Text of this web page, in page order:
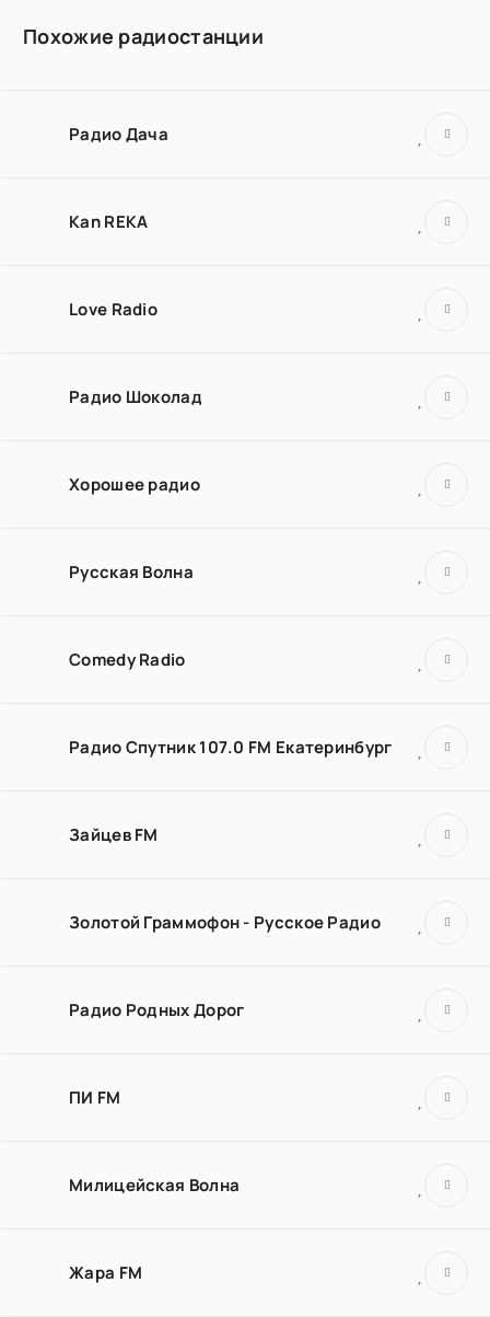
Похожие радиостанции
Радио Дача
Kan REKA
Love Radio
Радио Шоколад
Хорошее радио
Русская Волна
Comedy Radio
Радио Спутник 107.0 FM Екатеринбург
Зайцев FM
Золотой Граммофон - Русское Радио
Радио Родных Дорог
ПИ FM
Милицейская Волна
Жара FM